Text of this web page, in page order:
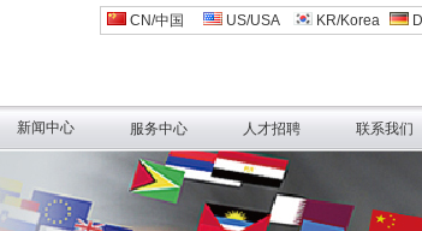
CN/中国 US/USA KR/Korea
新闻中心 服务中心 人才招聘 联系我们